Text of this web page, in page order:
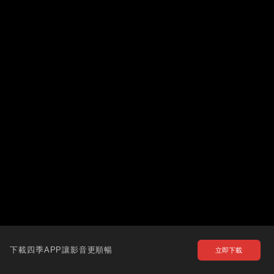
下載四季APP讓影音更順暢 立即下載